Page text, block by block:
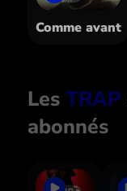
Comme avant
Les TRAP
abonnés